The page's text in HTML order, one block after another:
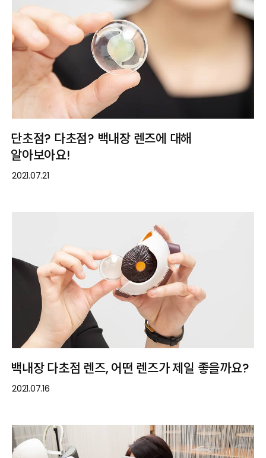
단초점? 다초점? 백내장 렌즈에 대해
알아보아요!
2021.07.21
백내장 다초점 렌즈, 어떤 렌즈가 제일 좋을까요?
2021.07.16